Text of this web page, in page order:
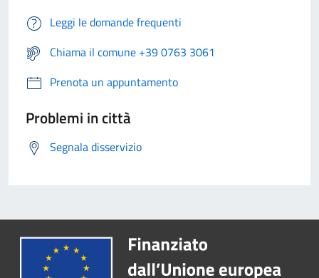
Leggi le domande frequenti
Chiama il comune +39 0763 3061
Prenota un appuntamento
Problemi in città
Segnala disservizio